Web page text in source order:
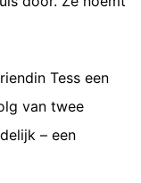
Tess een
van twee
– een